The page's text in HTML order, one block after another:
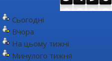
Сьогодні
Вчора
На цьому тижні
Минулого тижня